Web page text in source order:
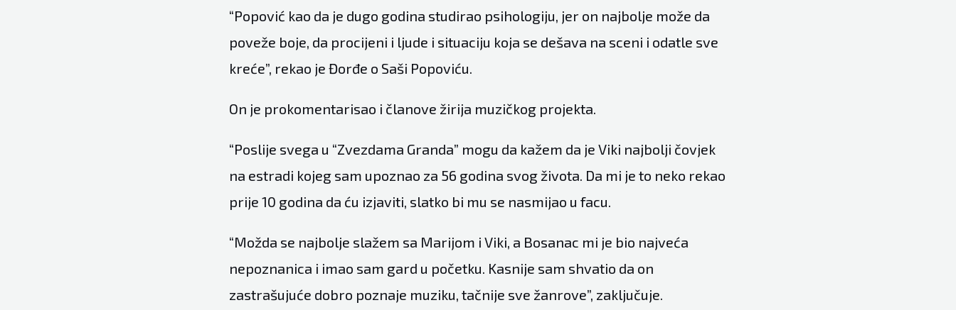
“Popović kao da je dugo godina studirao psihologiju, jer on najbolje može da
poveže boje, da procijeni i ljude i situaciju koja se dešava na sceni i odatle sve
kreće”, rekao je Đorđe o Saši Popoviću.
On je prokomentarisao i članove žirija muzičkog projekta.
“Poslije svega u “Zvezdama Granda” mogu da kažem da je Viki najbolji čovjek
na estradi kojeg sam upoznao za 56 godina svog života. Da mi je to neko rekao
prije 10 godina da ću izjaviti, slatko bi mu se nasmijao u facu.
“Možda se najbolje slažem sa Marijom i Viki, a Bosanac mi je bio najveća
nepoznanica i imao sam gard u početku. Kasnije sam shvatio da on
zastrašujuće dobro poznaje muziku, tačnije sve žanrove”, zaključuje.